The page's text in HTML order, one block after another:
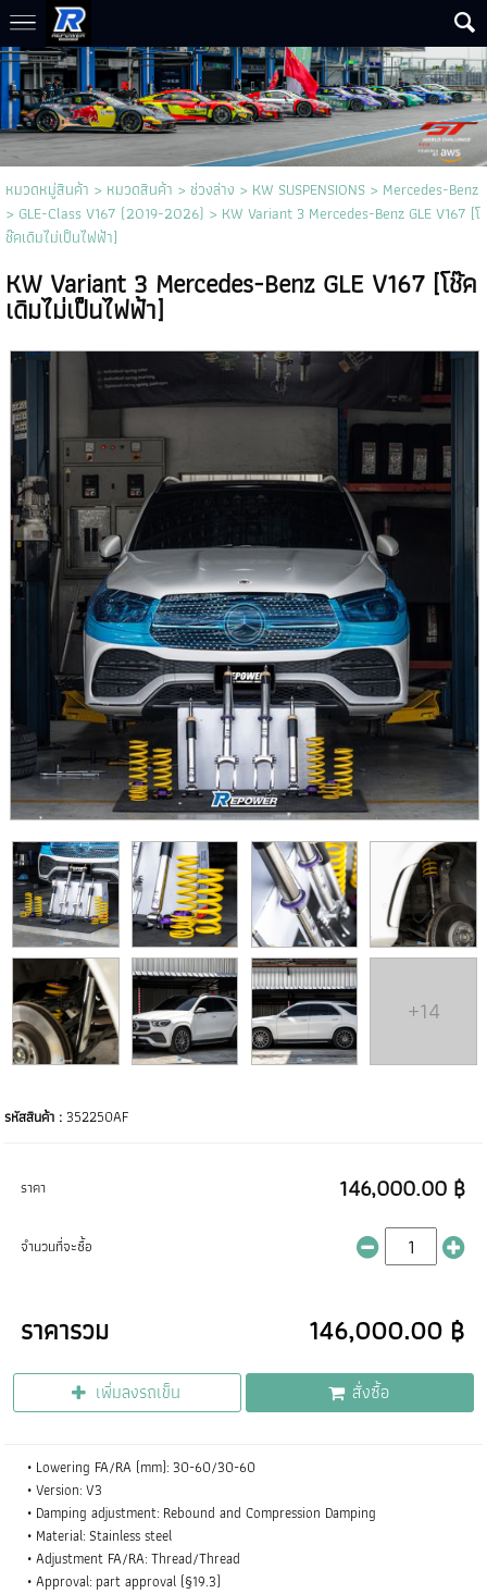
หมวดหมู่สินค้า > หมวดสินค้า > ช่วงล่าง > KW SUSPENSIONS> Mercedes-Benz
>GLE-Class V167 (2019-2026) > KW Variant 3 Mercedes-Benz GLE V167 [โ
ช๊คเดิมไม่เป็นไฟฟ้า]
KW Variant 3 Mercedes-Benz GLE V167 [โช๊ค
เดิมไม่เป็นไฟฟ้า]
+14
รหัสสินค้า : 352250AF
ราคา 146,000.00 ฿
จำนวนที่จะซื้อ
ราคารวม 146,000.00 ฿
เพิ่มลงรถเข็น สั่งซื้อ
Lowering FA/RA (mm): 30-60/30-60
Version: V3
Damping adjustment: Rebound and Compression Damping
Material: Stainless steel
Adjustment FA/RA: Thread/Thread
Approval: part approval (§19.3)